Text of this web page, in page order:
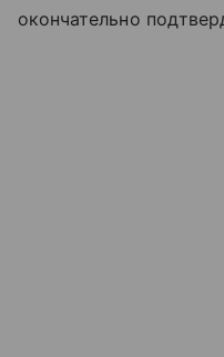
окончательно